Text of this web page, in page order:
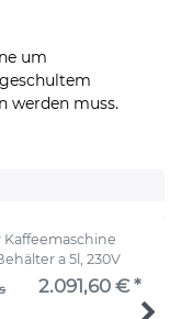
um
werden muss.
a 5l, 230V
2.091,60 € *